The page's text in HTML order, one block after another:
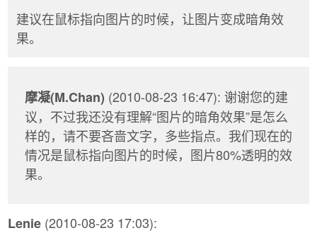
建议在鼠标指向图片的时候，让图片变成暗角效
果。
摩凝(M.Chan) (2010-08-23 16:47): 谢谢您的建
议，不过我还没有理解“图片的暗角效果”是怎么
样的，请不要吝啬文字，多些指点。我们现在的
情况是鼠标指向图片的时候，图片80%透明的效
果。
Lenie (2010-08-23 17:03):